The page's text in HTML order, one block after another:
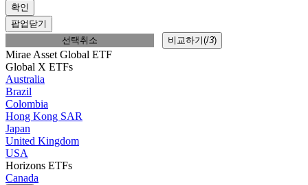
확인
팝업닫기
선택취소
비교하기(/3)
Mirae Asset Global ETF
Global X ETFs
Australia
Brazil
Colombia
Hong Kong SAR
Japan
United Kingdom
USA
Horizons ETFs
Canada